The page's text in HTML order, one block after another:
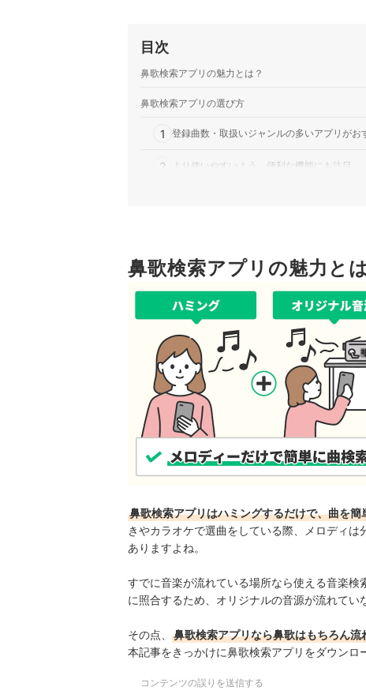
を利用して購入できるため、すぐダウンロ
曲を見つけるだけでなく、アーティスト
は、Spotify・Deezer・YouTubeで全体を
Peace｜音楽認識 曲名が分かるアプリ
何百万曲もの音楽データベースから、正
ブのイベントをはじめ、テレビやラジオ
目次
鼻歌検索アプリの魅力とは？
鼻歌検索アプリの選び方
1 登録曲数・取扱いジャンルの多いアプリがお
2 より使いやすいよう、便利な機能にも注目
音楽配信サービスも活用しよう！
鼻歌検索アプリの魅力と
鼻歌検索アプリはハミングするだけで、曲を
きやカラオケで選曲をしている際、メロディ
ありますよね。
すでに音楽が流れている場所なら使える音楽
に照合するため、オリジナルの音源が流れてい
その点、 鼻歌検索アプリなら鼻歌はもちろん
本記事をきっかけに鼻歌検索アプリをダウンロ
コンテンツの誤りを送信する